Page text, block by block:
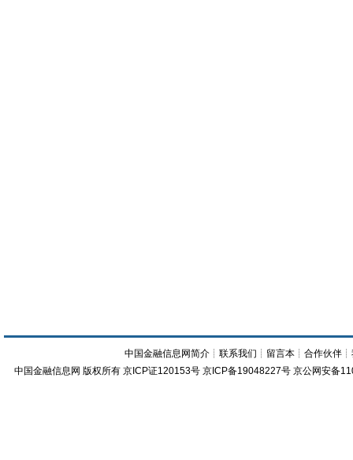
中国金融信息网简介 ┊联系我们 ┊ 留言本 ┊合作伙伴 ┊
中国金融信息网 版权所有 京ICP证120153号 京ICP备19048227号 京公网安备